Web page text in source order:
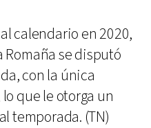
calendario en 2020,
Romaña se disputó
con la única
que le otorga un
temporada. (TN)